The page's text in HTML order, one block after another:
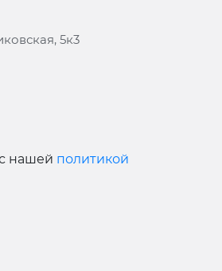
5к3
нашей политикой